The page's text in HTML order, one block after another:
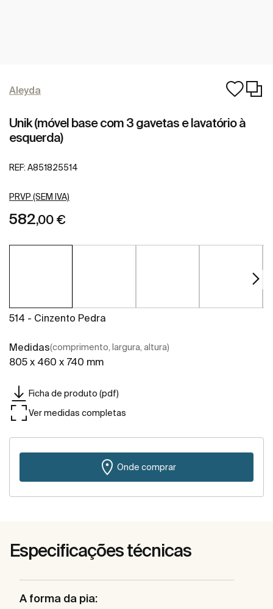
Aleyda
Unik (móvel base com 3 gavetas e lavatório à
esquerda)
REF: A851825514
PRVP (SEM IVA)
582,00 €
514 - Cinzento Pedra
Medidas(comprimento, largura, altura)
805 x 460 x 740 mm
Ficha de produto (pdf)
Ver medidas completas
Onde comprar
Especificações técnicas
A forma da pia: